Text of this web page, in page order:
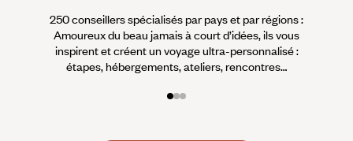
250 conseillers spécialisés par pays et par régions :
Amoureux du beau jamais à court d’idées, ils vous
inspirent et créent un voyage ultra-personnalisé :
étapes, hébergements, ateliers, rencontres…